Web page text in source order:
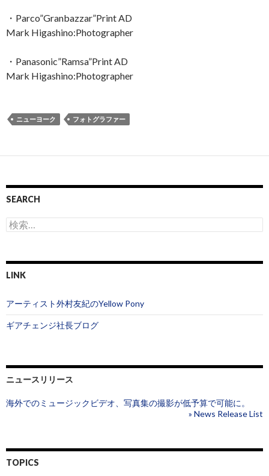
・Parco”Granbazzar”Print AD
Mark Higashino:Photographer
・Panasonic”Ramsa”Print AD
Mark Higashino:Photographer
ニューヨーク フォトグラファー
SEARCH
検
索
LINK
アーティスト外村友紀のYellow Pony
ギアチェンジ社長ブログ
ニュースリリース
海外でのミュージックビデオ、写真集の撮影が低予算で可能に。
» News Release List
TOPICS